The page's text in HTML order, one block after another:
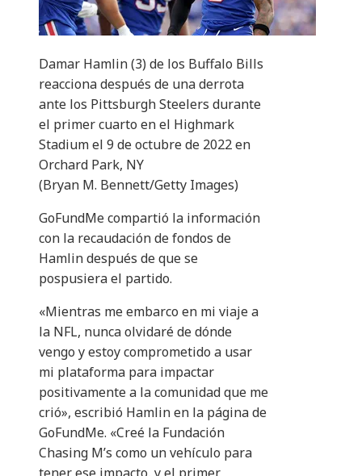
Damar Hamlin (3) de los Buffalo Bills
reacciona después de una derrota
ante los Pittsburgh Steelers durante
el primer cuarto en el Highmark
Stadium el 9 de octubre de 2022 en
Orchard Park, NY
(Bryan M. Bennett/Getty Images)
GoFundMe compartió la información
con la recaudación de fondos de
Hamlin después de que se
pospusiera el partido.
«Mientras me embarco en mi viaje a
la NFL, nunca olvidaré de dónde
vengo y estoy comprometido a usar
mi plataforma para impactar
positivamente a la comunidad que me
crió», escribió Hamlin en la página de
GoFundMe. «Creé la Fundación
Chasing M’s como un vehículo para